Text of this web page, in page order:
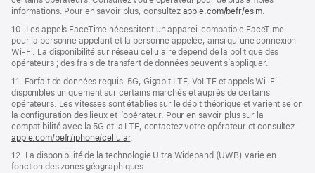
informations. Pour en savoir plus, consultez apple.com/befr/esim.
10. Les appels FaceTime nécessitent un appareil compatible FaceTime
pour la personne appelant et la personne appelée, ainsi qu’une connexion
Wi‑Fi. La disponibilité sur réseau cellulaire dépend de la politique des
opérateurs ; des frais de transfert de données peuvent s’appliquer.
11. Forfait de données requis. 5G, Gigabit LTE, VoLTE et appels Wi‑Fi
disponibles uniquement sur certains marchés et auprès de certains
opérateurs. Les vitesses sont établies sur le débit théorique et varient selon
la configuration des lieux et l’opérateur. Pour en savoir plus sur la
compatibilité avec la 5G et la LTE, contactez votre opérateur et consultez
apple.com/befr/iphone/cellular.
12. La disponibilité de la technologie Ultra Wideband (UWB) varie en
fonction des zones géographiques.